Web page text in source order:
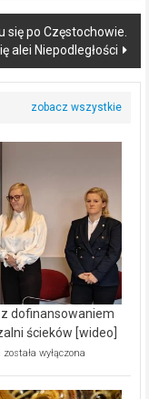
się po Częstochowie.
alei Niepodległości
z dofinansowaniem
ścieków [wideo]
Ekologiczne
Wręczyca
została wyłączona